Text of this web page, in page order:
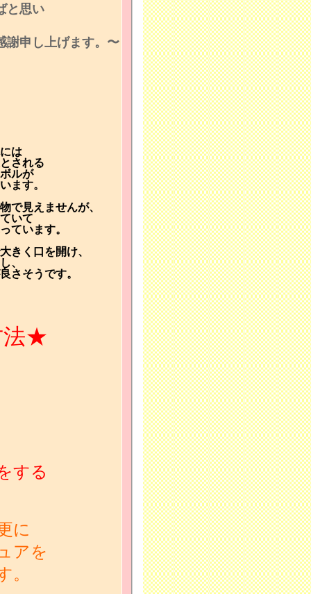
と思い
申し上げます。〜
は
される
ルが
ます。
で見えませんが、
いて
ています。
きく口を開け、
、
さそうです。
法★
する
に
アを
。